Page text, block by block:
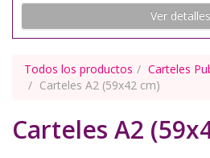
Ver detalles
Todos los productos
Carteles
Carteles A2 (59x42 cm)
Carteles A2